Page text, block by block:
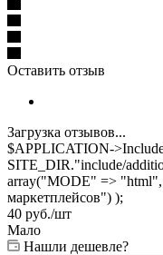
Оставить отзыв
Загрузка отзывов...
$APPLICATION-
SITE_DIR."include/
array("MODE" =>
маркетплейсов") );
40 руб./шт
Мало
Нашли дешевле?